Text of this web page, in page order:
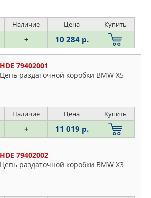
Наличие Цена Купить
+ 10 284 р.
HDE 79402001
Цепь раздаточной коробки BMW X5
Наличие Цена Купить
+ 11 019 р.
HDE 79402002
Цепь раздаточной коробки BMW X3